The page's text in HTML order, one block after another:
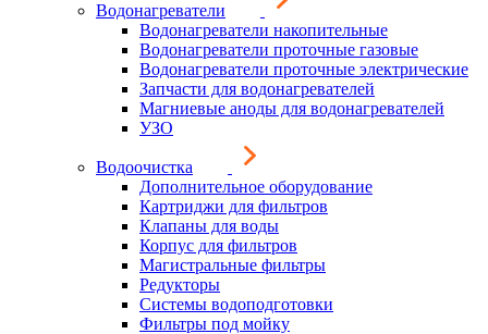
Водонагреватели
Водонагреватели накопительные
Водонагреватели проточные газовые
Водонагреватели проточные электрические
Запчасти для водонагревателей
Магниевые аноды для водонагревателей
УЗО
Водоочистка
Дополнительное оборудование
Картриджи для фильтров
Клапаны для воды
Корпус для фильтров
Магистральные фильтры
Редукторы
Системы водоподготовки
Фильтры под мойку